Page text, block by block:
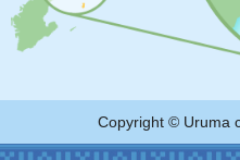
Copyright © Uruma